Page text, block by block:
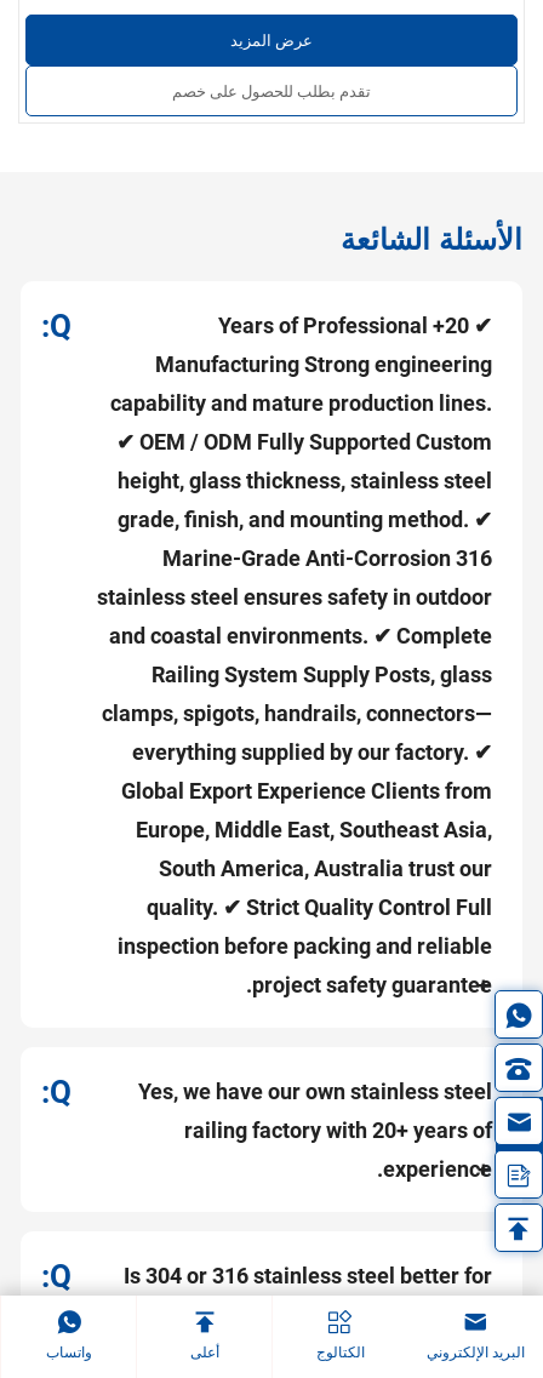
لمشاريع الإنشاءات والمرافق العامة.
خيارات المواد:الفولاذ المقاوم للصدأ 304 / 201 / 316 / 430
تشطيب السطح:ناعمة وخالية من النتوءات والخدوش؛ متوفرة بطبقة
عرض المزيد
تقدم بطلب للحصول على خصم
الأسئلة الشائعة
✔ 20+ Years of Professional
Manufacturing Strong engineering
capability and mature production lines.
✔ OEM / ODM Fully Supported Custom
height, glass thickness, stainless steel
grade, finish, and mounting method. ✔
Marine-Grade Anti-Corrosion 316
stainless steel ensures safety in outdoor
and coastal environments. ✔ Complete
Railing System Supply Posts, glass
clamps, spigots, handrails, connectors—
everything supplied by our factory. ✔
Global Export Experience Clients from
Europe, Middle East, Southeast Asia,
South America, Australia trust our
quality. ✔ Strict Quality Control Full
inspection before packing and reliable
project safety guarantee.
Yes, we have our own stainless steel
railing factory with 20+ years of
experience.
Is 304 or 316 stainless steel better for
balconies?
البريد الإلكتروني الكتالوج أعلى واتساب